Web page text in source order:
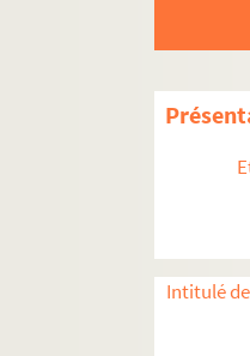
Intitulé